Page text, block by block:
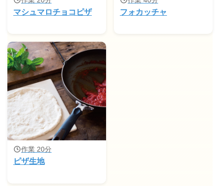
マシュマロチョコピザ フォカッチャ
作業 20分
ピザ生地